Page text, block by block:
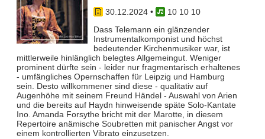
30.12.2024•
10 10 10
Dass Telemann ein glänzender
Instrumentalkomponist und höchst
bedeutender Kirchenmusiker war, ist
mittlerweile hinlänglich belegtes Allgemeingut. Weniger
prominent dürfte sein - leider nur fragmentarisch erhaltenes
- umfängliches Opernschaffen für Leipzig und Hamburg
sein. Desto willkommener sind diese - qualitativ auf
Augenhöhe mit seinem Freund Händel - Auswahl von Arien
und die bereits auf Haydn hinweisende späte Solo-Kantate
Ino. Amanda Forsythe bricht mit der Marotte, in diesem
Repertoire anämische Soubretten mit panischer Angst vor
einem kontrollierten Vibrato einzusetzen.